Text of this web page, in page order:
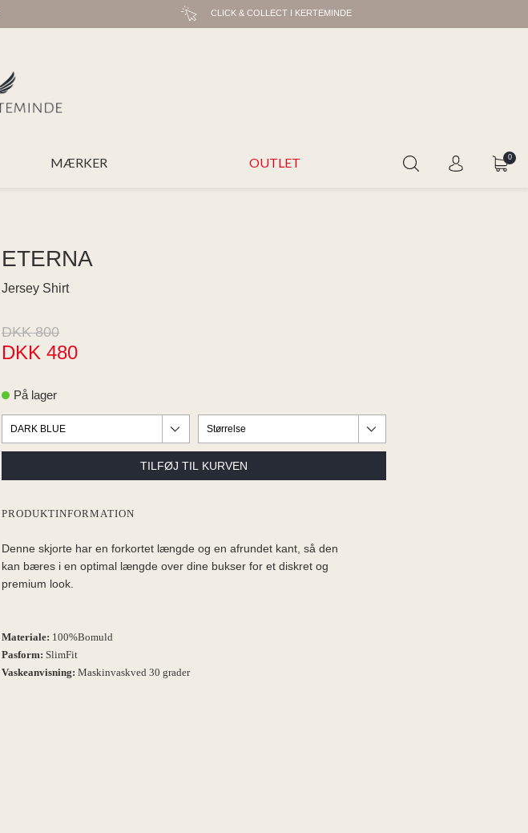
CLICK & COLLECT I KERTEMINDE
MÆRKER OUTLET 0
ETERNA
Jersey Shirt
DKK 800
DKK 480
På lager
PRODUKTINFORMATION
Denne skjorte har en forkortet længde og en afrundet kant, så den
kan bæres i en optimal længde over dine bukser for et diskret og
premium look.
Materiale: 100%Bomuld
Pasform: SlimFit
Vaskeanvisning: Maskinvaskved 30 grader